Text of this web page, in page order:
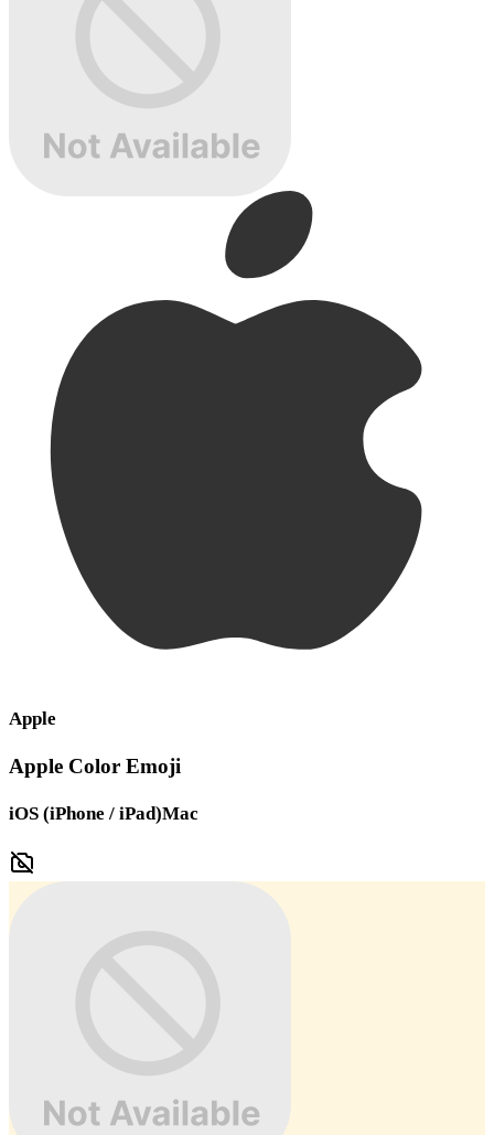
Apple
Apple Color Emoji
iOS (iPhone / iPad)Mac